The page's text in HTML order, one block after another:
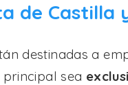
de Castilla
destinadas a
sea